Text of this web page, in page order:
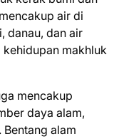
air di
danau, dan air
makhluk
mencakup
daya alam,
alam